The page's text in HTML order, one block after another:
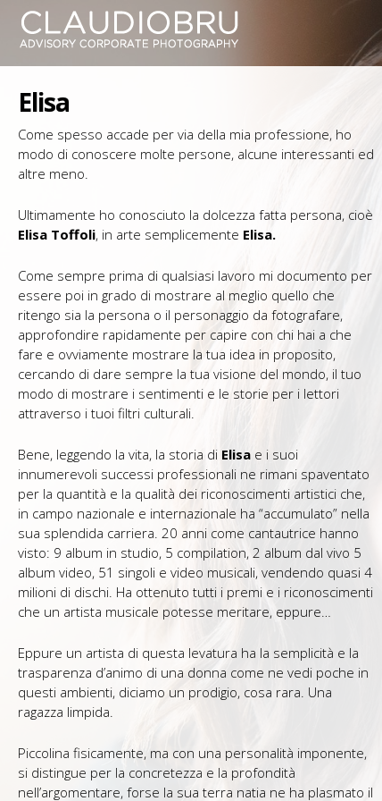
Elisa
Come spesso accade per via della mia professione, ho
modo di conoscere molte persone, alcune interessanti ed
altre meno.
Ultimamente ho conosciuto la dolcezza fatta persona, cioè
Elisa Toffoli, in arte semplicemente Elisa.
Come sempre prima di qualsiasi lavoro mi documento per
essere poi in grado di mostrare al meglio quello che
ritengo sia la persona o il personaggio da fotografare,
approfondire rapidamente per capire con chi hai a che
fare e ovviamente mostrare la tua idea in proposito,
cercando di dare sempre la tua visione del mondo, il tuo
modo di mostrare i sentimenti e le storie per i lettori
attraverso i tuoi filtri culturali.
Bene, leggendo la vita, la storia di Elisa e i suoi
innumerevoli successi professionali ne rimani spaventato
per la quantità e la qualità dei riconoscimenti artistici che,
in campo nazionale e internazionale ha “accumulato” nella
sua splendida carriera. 20 anni come cantautrice hanno
visto: 9 album in studio, 5 compilation, 2 album dal vivo 5
album video, 51 singoli e video musicali, vendendo quasi 4
milioni di dischi. Ha ottenuto tutti i premi e i riconoscimenti
che un artista musicale potesse meritare, eppure…
Eppure un artista di questa levatura ha la semplicità e la
trasparenza d’animo di una donna come ne vedi poche in
questi ambienti, diciamo un prodigio, cosa rara. Una
ragazza limpida.
Piccolina fisicamente, ma con una personalità imponente,
si distingue per la concretezza e la profondità
nell’argomentare, forse la sua terra natia ne ha plasmato il